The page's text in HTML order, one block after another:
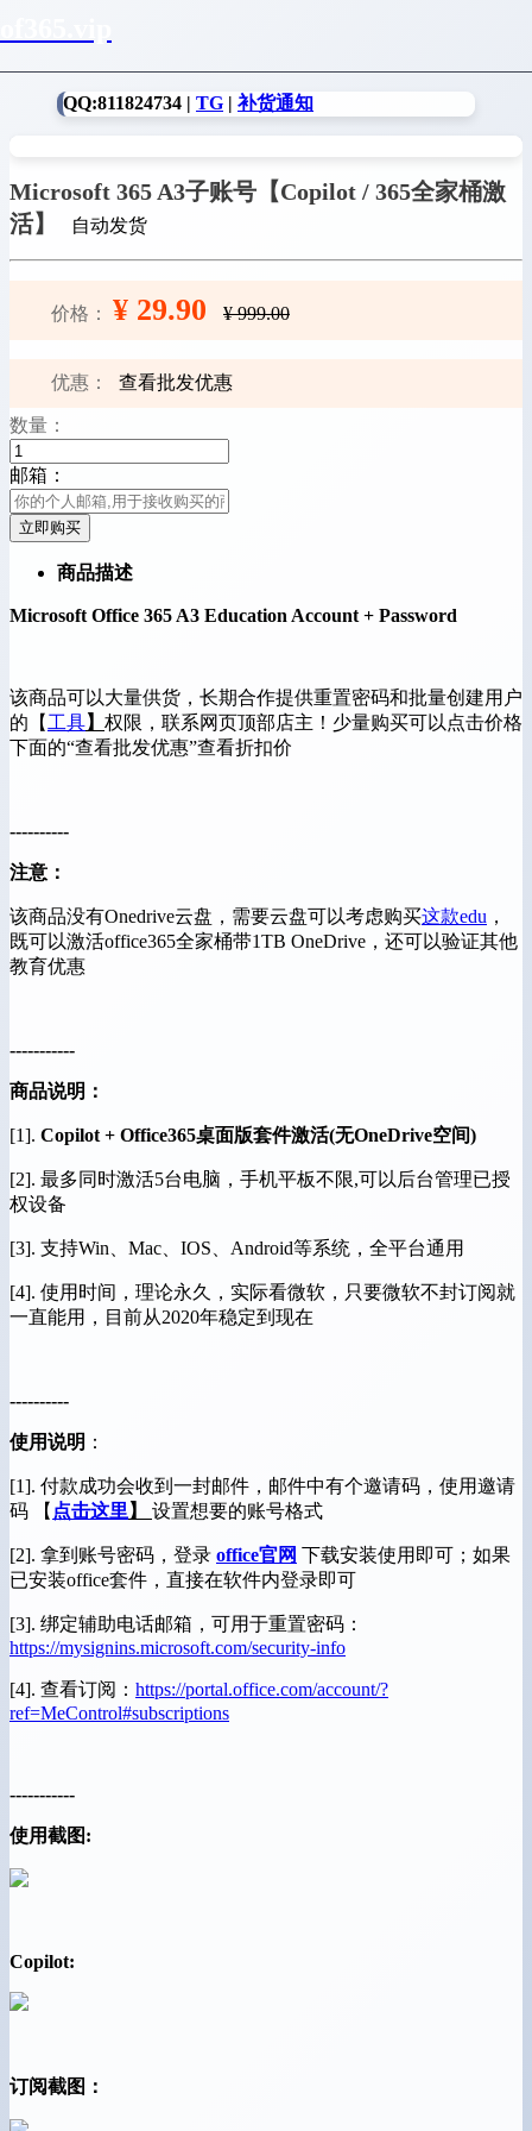
QQ:811824734 | TG | 补货通知
Microsoft 365 A3子账号【Copilot / 365全家桶激
活】
自动发货
价格： ¥ 29.90 ¥ 999.00
优惠： 查看批发优惠
数量：
邮箱：
立即购买
商品描述
Microsoft Office 365 A3 Education Account + Password
该商品可以大量供货，长期合作提供重置密码和批量创建用户
的【 工具】 权限，联系网页顶部店主！少量购买可以点击价格
下面的“查看批发优惠”查看折扣价
----------
注意：
该商品没有Onedrive云盘，需要云盘可以考虑购买这款edu ，
既可以激活office365全家桶带1TB OneDrive，还可以验证其他
教育优惠
-----------
商品说明：
[1]. Copilot + Office365桌面版套件激活(无OneDrive空间)
[2]. 最多同时激活5台电脑，手机平板不限,可以后台管理已授
权设备
[3]. 支持Win、Mac、IOS、Android等系统，全平台通用
[4]. 使用时间，理论永久，实际看微软，只要微软不封订阅就
一直能用，目前从2020年稳定到现在
----------
使用说明 ：
[1]. 付款成功会收到一封邮件，邮件中有个邀请码，使用邀请
码 【 点击这里 】 设置想要的账号格式
[2]. 拿到账号密码，登录 office官网 下载安装使用即可；如果
已安装office套件，直接在软件内登录即可
[3]. 绑定辅助电话邮箱，可用于重置密码：
https://mysignins.microsoft.com/security-info
[4]. 查看订阅： https://portal.office.com/account/?
ref=MeControl#subscriptions
-----------
使用截图:
Copilot:
订阅截图：